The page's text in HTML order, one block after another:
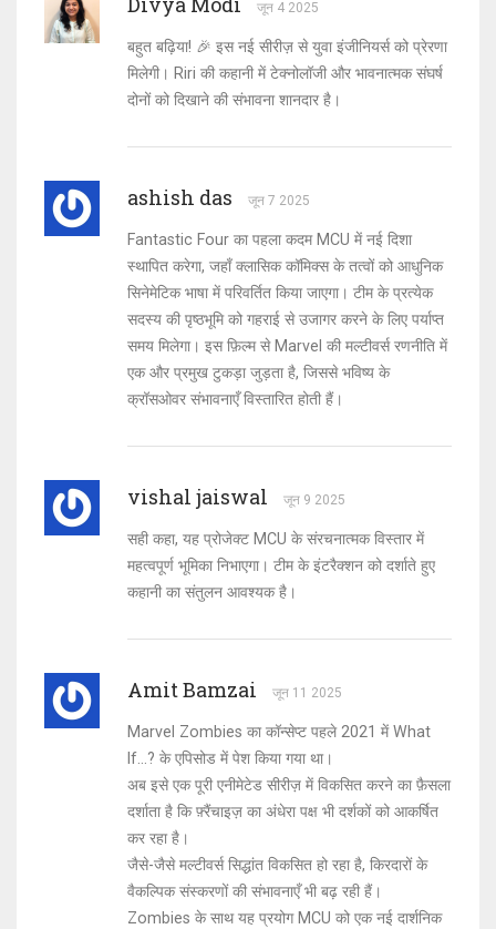
जून 4 2025
बहुत बढ़िया! 🎉 इस नई सीरीज़ से युवा इंजीनियर्स को प्रेरणा
मिलेगी। Riri की कहानी में टेक्नोलॉजी और भावनात्मक संघर्ष
दोनों को दिखाने की संभावना शानदार है।
ashish das जून 7 2025
Fantastic Four का पहला कदम MCU में नई दिशा
स्थापित करेगा, जहाँ क्लासिक कॉमिक्स के तत्वों को आधुनिक
सिनेमेटिक भाषा में परिवर्तित किया जाएगा। टीम के प्रत्येक
सदस्य की पृष्ठभूमि को गहराई से उजागर करने के लिए पर्याप्त
समय मिलेगा। इस फ़िल्म से Marvel की मल्टीवर्स रणनीति में
एक और प्रमुख टुकड़ा जुड़ता है, जिससे भविष्य के
क्रॉसओवर संभावनाएँ विस्तारित होती हैं।
vishal jaiswal जून 9 2025
सही कहा, यह प्रोजेक्ट MCU के संरचनात्मक विस्तार में
महत्वपूर्ण भूमिका निभाएगा। टीम के इंटरैक्शन को दर्शाते हुए
कहानी का संतुलन आवश्यक है।
Amit Bamzai जून 11 2025
Marvel Zombies का कॉन्सेप्ट पहले 2021 में What
If...? के एपिसोड में पेश किया गया था।
अब इसे एक पूरी एनीमेटेड सीरीज़ में विकसित करने का फ़ैसला
दर्शाता है कि फ़्रैंचाइज़ का अंधेरा पक्ष भी दर्शकों को आकर्षित
कर रहा है।
जैसे-जैसे मल्टीवर्स सिद्धांत विकसित हो रहा है, किरदारों के
वैकल्पिक संस्करणों की संभावनाएँ भी बढ़ रही हैं।
Zombies के साथ यह प्रयोग MCU को एक नई दार्शनिक